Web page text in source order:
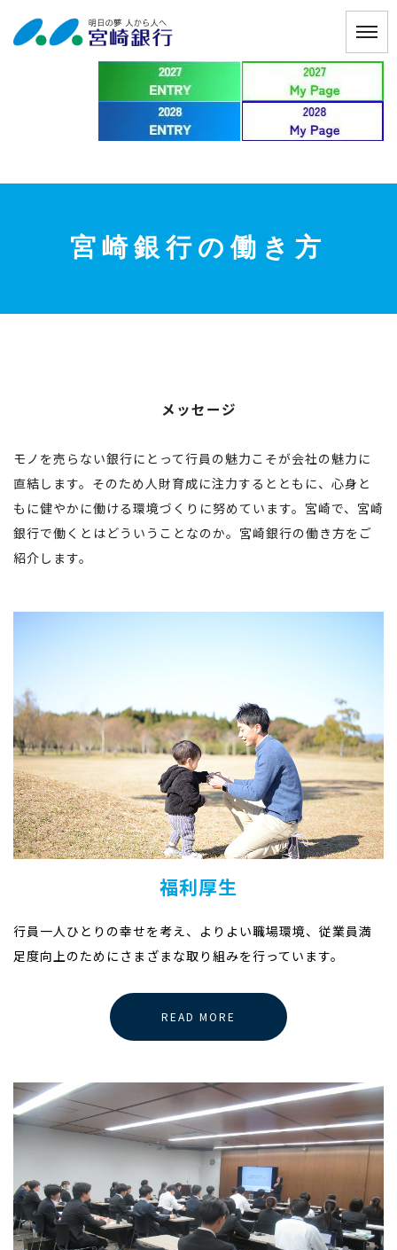
宮崎銀行の働き方
メッセージ
モノを売らない銀行にとって行員の魅力こそが会社の魅力に
直結します。そのため人財育成に注力するとともに、心身と
もに健やかに働ける環境づくりに努めています。宮崎で、宮崎
銀行で働くとはどういうことなのか。宮崎銀行の働き方をご
紹介します。
福利厚生
行員一人ひとりの幸せを考え、よりよい職場環境、従業員満
足度向上のためにさまざまな取り組みを行っています。
READ MORE